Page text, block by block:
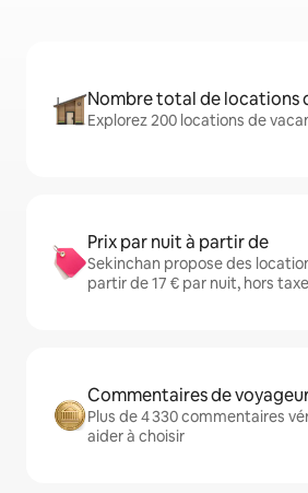
Nombre total de locations
Explorez 200 locations de
Prix par nuit à partir de
Sekinchan propose des
partir de 17 € par nuit, hors
Commentaires de
Plus de 4 330 commentaires
aider à choisir